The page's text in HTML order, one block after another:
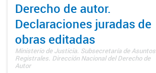
Derecho de autor.
Declaraciones juradas de
obras editadas
Ministerio de Justicia. Subsecretaría de Asuntos
Registrales. Dirección Nacional del Derecho de
Autor